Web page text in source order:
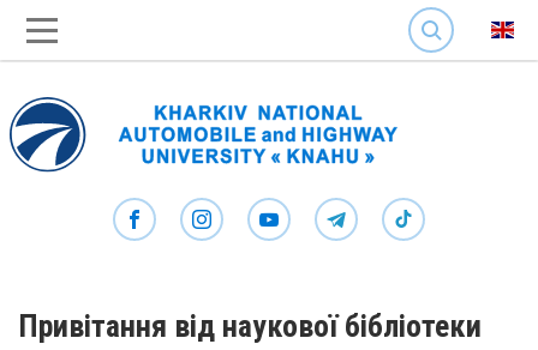
SEARCH
Привітання від наукової бібліотеки